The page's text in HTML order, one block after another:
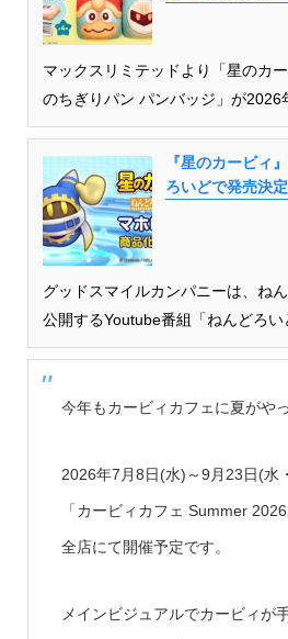
マックスリミテッドより「星のカ
のちぎりパン パンバッジ」が2026
『星のカービィ
ろいどで発売決定
グッドスマイルカンパニーは、ね
公開するYoutube番組「ねんどろい
今年もカービィカフェに夏がや
2026年7月8日(水)～9月23日(水
「カービィカフェ Summer
全店にて開催予定です。
メインビジュアルでカービィが